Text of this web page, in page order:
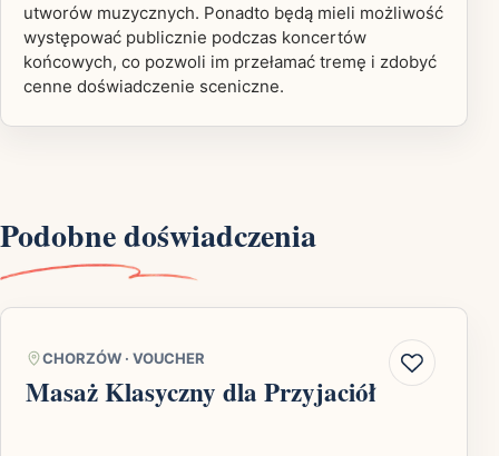
utworów muzycznych. Ponadto będą mieli możliwość
występować publicznie podczas koncertów
końcowych, co pozwoli im przełamać tremę i zdobyć
cenne doświadczenie sceniczne.
Podobne doświadczenia
CHORZÓW · VOUCHER
Masaż Klasyczny dla Przyjaciół